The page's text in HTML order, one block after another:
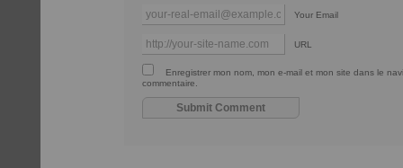
Your Email
URL
Enregistrer mon nom, mon e-mail et mon site dans le
commentaire.